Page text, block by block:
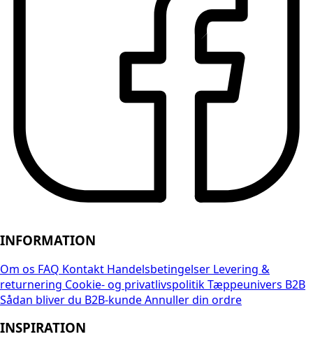
INFORMATION
Om os FAQ Kontakt Handelsbetingelser Levering &
returnering Cookie- og privatlivspolitikTæppeunivers B2B
Sådan bliver du B2B-kundeAnnuller din ordre
INSPIRATION